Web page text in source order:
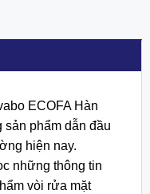
ECOFA Hàn
sản phẩm dẫn đầu
hiện nay.
những thông tin
vòi rửa mặt